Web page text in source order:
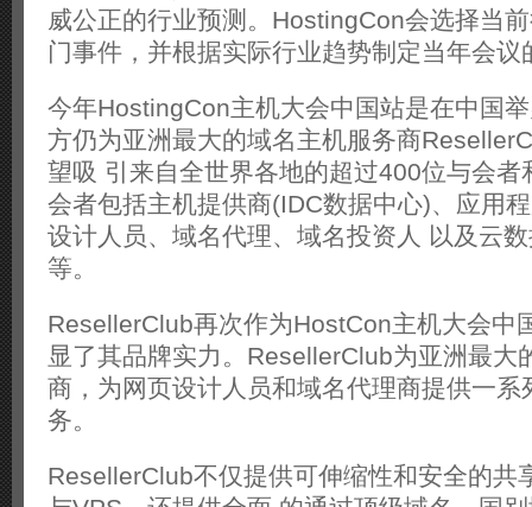
威公正的行业预测。HostingCon会选择当
门事件，并根据实际行业趋势制定当年会议
今年HostingCon主机大会中国站是在中国
方仍为亚洲最大的域名主机服务商
望吸 引来自全世界各地的超过400位与会者
会者包括主机提供商(IDC数据中心)、应用
设计人员、域名代理、域名投资人 以及云
等。
ResellerClub再次作为HostCon主机大会中
显了其品牌实力。ResellerClub为亚洲最大
商，为网页设计人员和域名代理商提供一系
务。
ResellerClub不仅提供可伸缩性和安全的共